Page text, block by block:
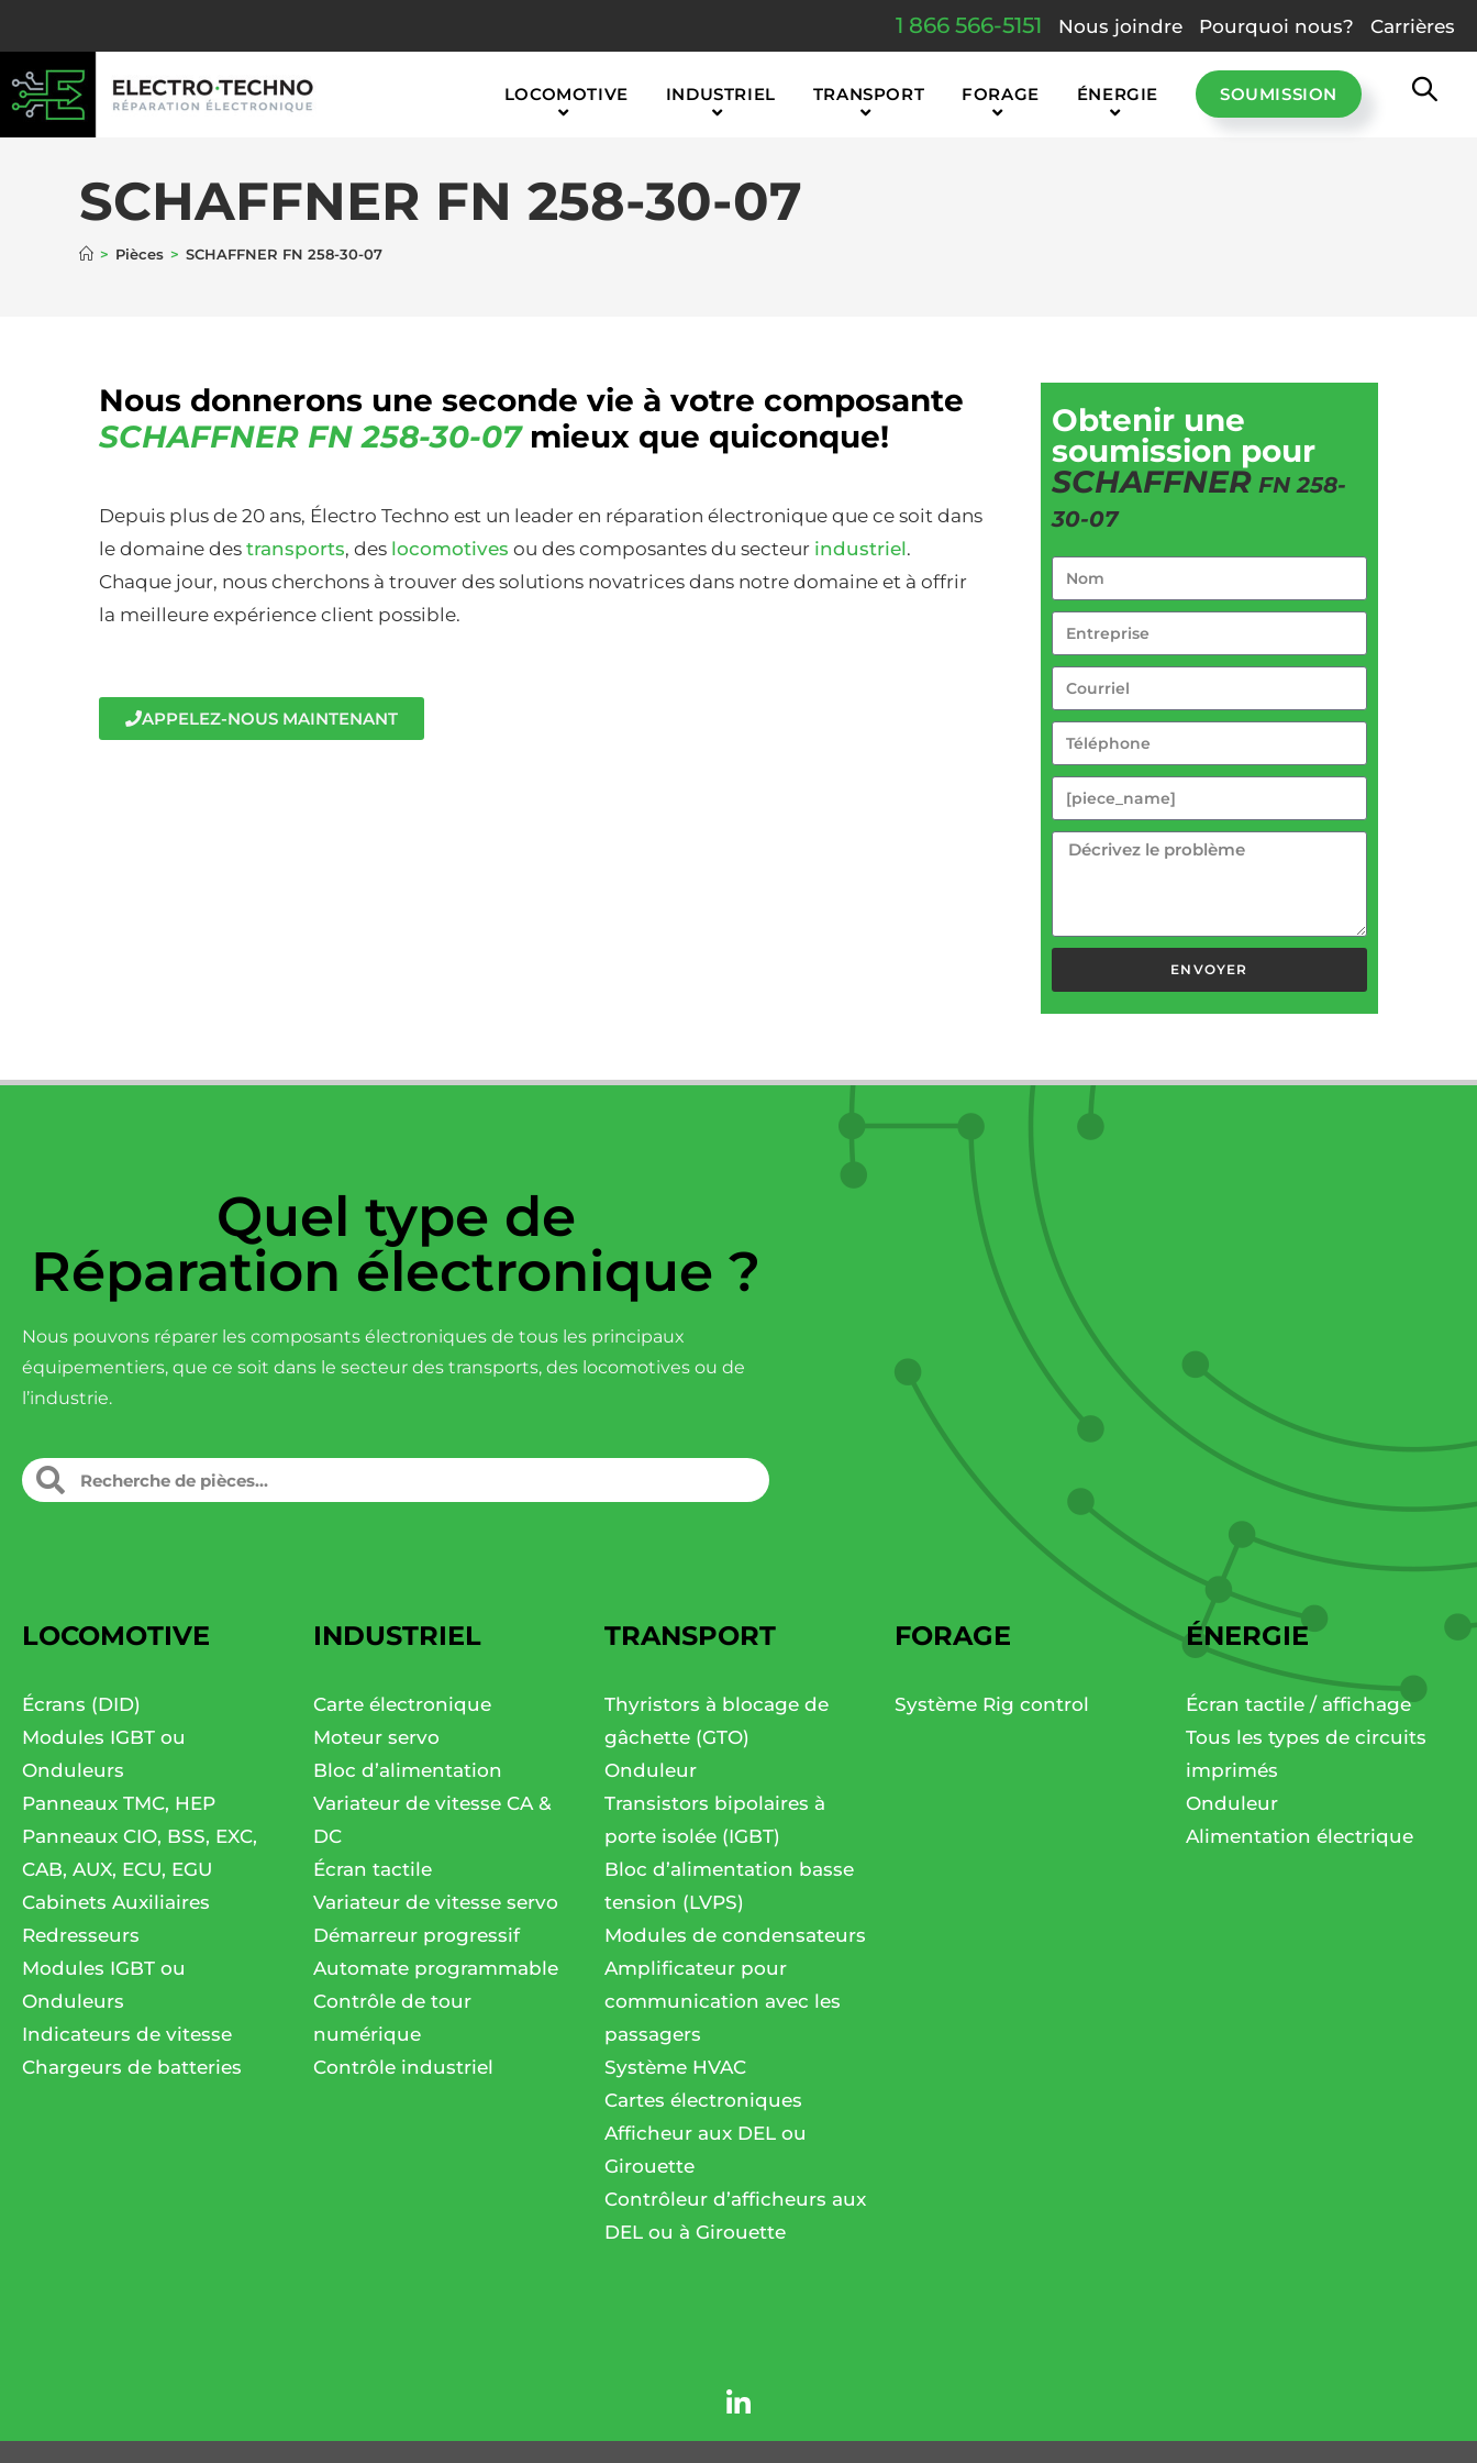
1 866 566-5151 Nous joindre Pourquoi nous? Carrières
LOCOMOTIVE INDUSTRIEL TRANSPORT FORAGE ÉNERGIE SOUMISSION
SCHAFFNER FN 258-30-07
> Pièces > SCHAFFNER FN 258-30-07
Nous donnerons une seconde vie à votre composante
SCHAFFNER FN 258-30-07mieux que quiconque!
Depuis plus de 20 ans, Électro Techno est un leader en réparation électronique que ce soit dans
le domaine des transports, des locomotives ou des composantes du secteur industriel.
Chaque jour, nous cherchons à trouver des solutions novatrices dans notre domaine et à offrir
la meilleure expérience client possible.
APPELEZ-NOUS MAINTENANT
Obtenir une
soumission pour
SCHAFFNERFN 258-
30-07
ENVOYER
Quel type de
Réparation électronique ?
Nous pouvons réparer les composants électroniques de tous les principaux
équipementiers, que ce soit dans le secteur des transports, des locomotives ou de
l’industrie.
LOCOMOTIVE
Écrans (DID)
Modules IGBT ou
Onduleurs
Panneaux TMC, HEP
Panneaux CIO, BSS, EXC,
CAB, AUX, ECU, EGU
Cabinets Auxiliaires
Redresseurs
Modules IGBT ou
Onduleurs
Indicateurs de vitesse
Chargeurs de batteries
INDUSTRIEL
Carte électronique
Moteur servo
Bloc d’alimentation
Variateur de vitesse CA &
DC
Écran tactile
Variateur de vitesse servo
Démarreur progressif
Automate programmable
Contrôle de tour
numérique
Contrôle industriel
TRANSPORT
Thyristors à blocage de
gâchette (GTO)
Onduleur
Transistors bipolaires à
porte isolée (IGBT)
Bloc d’alimentation basse
tension (LVPS)
Modules de condensateurs
Amplificateur pour
communication avec les
passagers
Système HVAC
Cartes électroniques
Afficheur aux DEL ou
Girouette
Contrôleur d’afficheurs aux
DEL ou à Girouette
FORAGE
Système Rig control
ÉNERGIE
Écran tactile / affichage
Tous les types de circuits
imprimés
Onduleur
Alimentation électrique